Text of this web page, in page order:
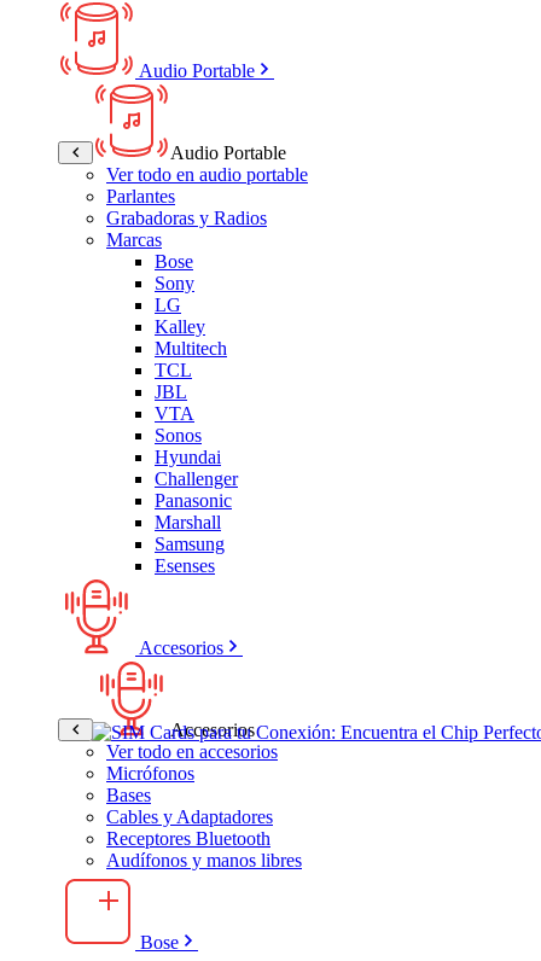
Audio Portable
Audio Portable
Ver todo en audio portable
Parlantes
Grabadoras y Radios
Marcas
Bose
Sony
LG
Kalley
Multitech
TCL
JBL
VTA
Sonos
Hyundai
Challenger
Panasonic
Marshall
Samsung
Esenses
Accesorios
Accesorios
Ver todo en accesorios
Micrófonos
Bases
Cables y Adaptadores
Receptores Bluetooth
Audífonos y manos libres
Bose